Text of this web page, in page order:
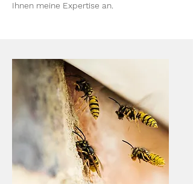
Ihnen meine Expertise an.